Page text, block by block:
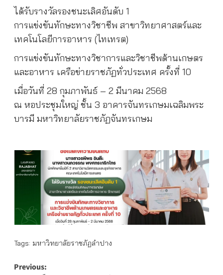
ได้รับรางวัลรองชนะเลิศอันดับ 1
การแข่งขันทักษะทางวิชาชีพ สาขาวิทยาศาสตร์และ
เทคโนโลยีการอาหาร (ไทเทรต)
การแข่งขันทักษะทางวิชาการและวิชาชีพด้านเกษตร
และอาหาร เครือข่ายราชภัฏทั่วประเทศ ครั้งที่ 10
เมื่อวันที่ 28 กุมภาพันธ์ – 2 มีนาคม 2568
ณ หอประชุมใหญ่ ชั้น 3 อาคารจันทรเกษมเฉลิมพระ
บารมี มหาวิทยาลัยราชภัฏจันทรเกษม
Tags: มหาวิทยาลัยราชภัฏลำปาง
Post
Previous: